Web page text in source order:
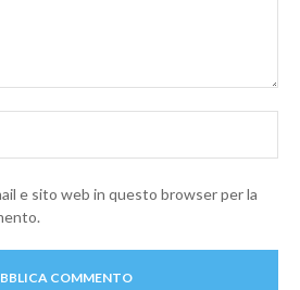
e sito web in questo browser per la